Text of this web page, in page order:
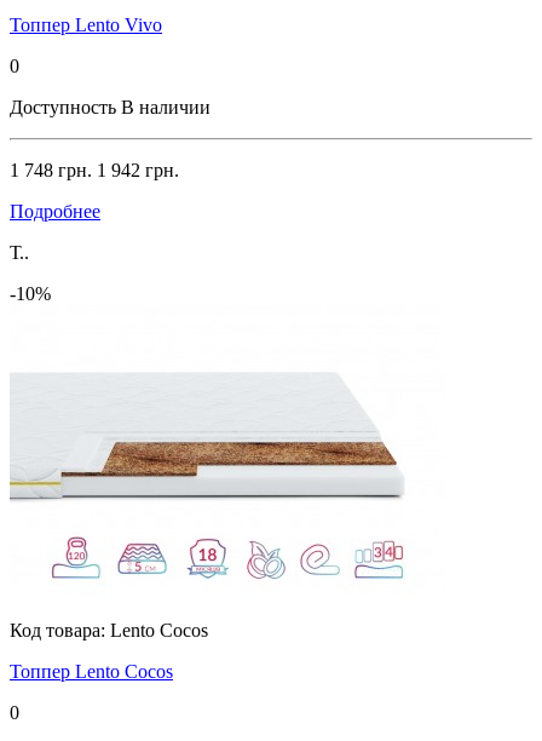
Топпер Lento Vivo
0
Доступность В наличии
1 748 грн. 1 942 грн.
Подробнее
Т..
-10%
Код товара: Lento Cocos
Топпер Lento Cocos
0